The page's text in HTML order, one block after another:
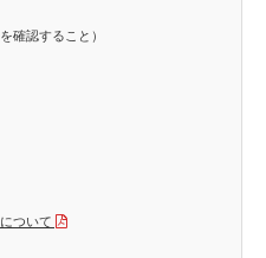
確認すること）
ついて